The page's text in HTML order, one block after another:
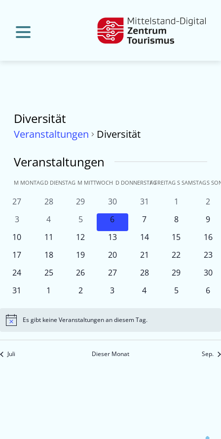
Diversität
Veranstaltungen Diversität
Veranstaltungen
Kalender
von
Veranstaltungen
M MONTAGD DIENSTAG M MITTWOCH D DONNERSTAG
FFREITAG SSAMSTAGS
0
27
0
Veranstaltungen
28
0
Veranstaltungen
29
0
Veranstaltungen
30
0
31
0
1
0
2
0
3
0
Veranstaltungen
4
0
Veranstaltungen
5
0
Veranstaltungen
6
0
7
0
8
0
9
0
10
0
11
0
12
0
13
0
14
0
15
0
16
0
17
0
18
0
19
0
20
0
21
0
22
0
23
0
24
0
25
0
26
0
27
0
28
0
29
0
30
0
31
0
1
0
2
0
3
0
4
0
5
0
6
HinweisEs gibt keine Veranstaltungen an diesem Tag.
Juli Dieser Monat Sep.